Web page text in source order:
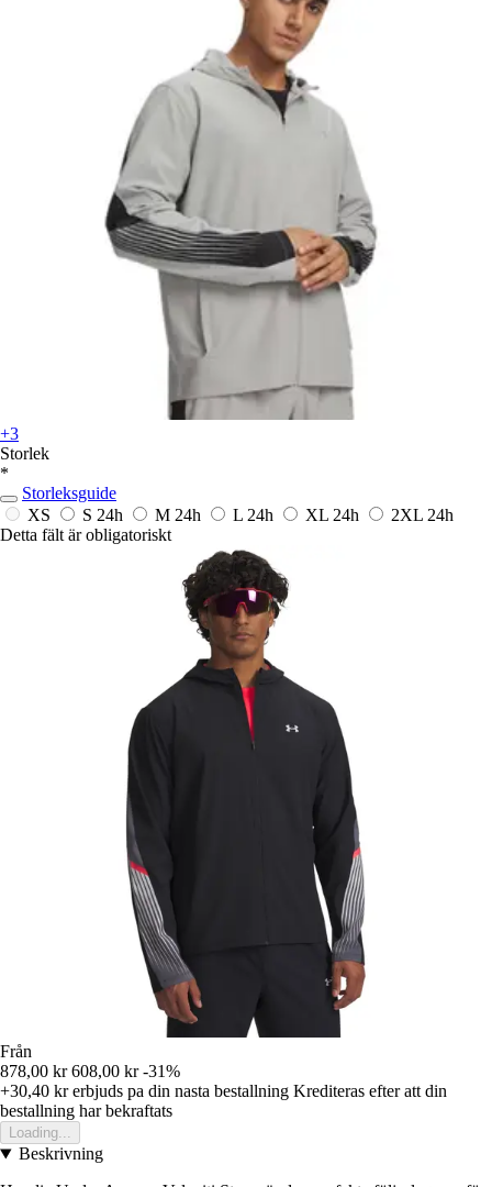
+3
Storlek
*
Storleksguide
XS
S 24h M 24h L 24h XL 24h 2XL 24h
Detta fält är obligatoriskt
Från
878,00 kr 608,00 kr -31%
+30,40 krerbjuds pa din nasta bestallning Krediteras efter att din
bestallning har bekraftats
Loading...
Beskrivning